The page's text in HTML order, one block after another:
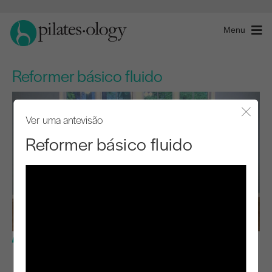
Menu
Reformer básico fluido
Ver uma antevisão
Reformer básico fluido